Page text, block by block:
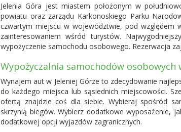
Jelenia Góra jest miastem położonym w
powiatu oraz zarządu Karkonoskiego Parku
czwartym miejscu w województwie, pod względem
zainteresowaniem wśród turystów.
wypożyczenie samochodu osobowego. Rezerwacja
Wypożyczalnia samochodów osobowych
Wynajem aut w Jeleniej Górze to zdecydowanie
do każdego miejsca lub sąsiednich miejscowości.
ofertą znajdzie coś dla siebie. Wybieraj spośród
skrzynią biegów. Wybierz dodatkowe wyposażenie,
dodatkowej opcji wyjazdów zagranicznych.